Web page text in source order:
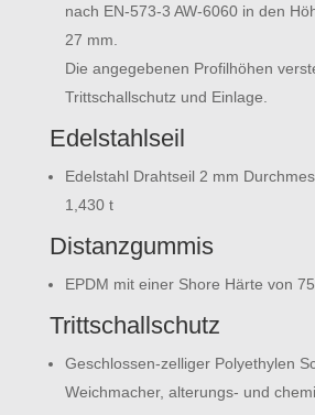
nach EN-573-3 AW-6060 in den
27 mm.
Die angegebenen Profilhöhen
Trittschallschutz und Einlage.
Edelstahlseil
Edelstahl Drahtseil 2 mm
1,430 t
Distanzgummis
EPDM mit einer Shore Härte von
Trittschallschutz
Geschlossen-zelliger Polyethylen
Weichmacher, alterungs- und